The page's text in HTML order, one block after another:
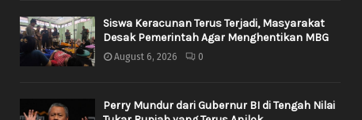
Siswa Keracunan Terus Terjadi, Masyarakat
Desak Pemerintah Agar Menghentikan MBG
August 6, 2026 0
Perry Mundur dari Gubernur BI di Tengah Nilai